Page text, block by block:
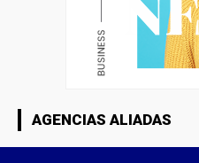
AGENCIAS ALIADAS